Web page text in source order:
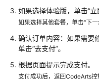
CodeArts
Repo
首
页
配
置
如果选择体验版，单击“立
如果选择其他套餐，单击“下一
确认订单内容：如果需要
单击“去支付”。
根据页面提示完成支付。
支付成功后，返回CodeArts控